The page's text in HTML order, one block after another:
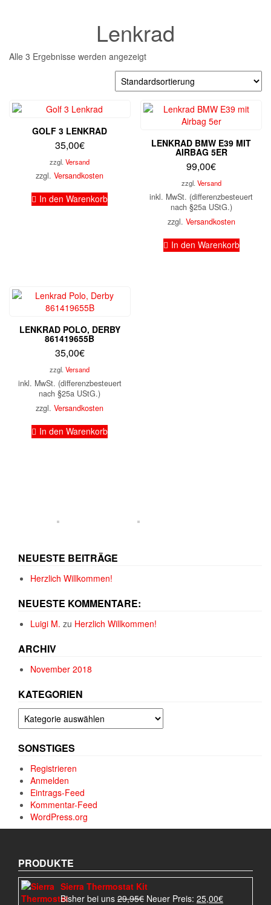
Lenkrad
Alle 3 Ergebnisse werden angezeigt
GOLF 3 LENKRAD
35,00€
zzgl.Versand
zzgl.Versandkosten
In den Warenkorb
LENKRAD BMW E39 MIT
AIRBAG 5ER
99,00€
zzgl. Versand
inkl. MwSt. (differenzbesteuert
nach §25a UStG.)
zzgl. Versandkosten
In den Warenkorb
LENKRAD POLO, DERBY
861419655B
35,00€
zzgl.Versand
inkl. MwSt. (differenzbesteuert
nach §25a UStG.)
zzgl.Versandkosten
In den Warenkorb
NEUESTE BEITRÄGE
Herzlich Willkommen!
NEUESTE KOMMENTARE:
Luigi M. zu Herzlich Willkommen!
ARCHIV
November 2018
KATEGORIEN
Kategorien
SONSTIGES
Registrieren
Anmelden
Eintrags-Feed
Kommentar-Feed
WordPress.org
PRODUKTE
Sierra Thermostat Kit
Bisher bei uns 29,95€ Ursprünglicher
Neuer Preis: 25,00€Aktueller